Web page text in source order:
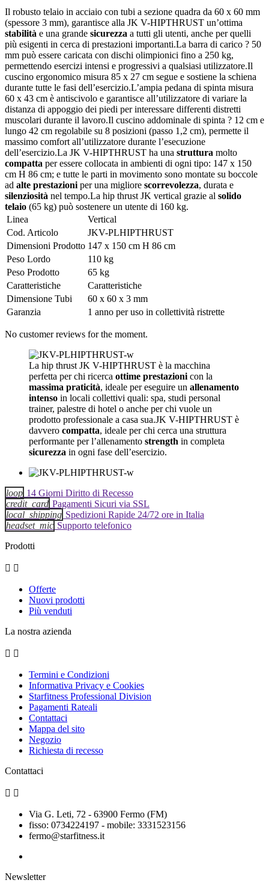
Il robusto telaio in acciaio con tubi a sezione quadra da 60 x 60 mm
(spessore 3 mm), garantisce alla JK V-HIPTHRUST un’ottima
stabilità e una grande sicurezza a tutti gli utenti, anche per quelli
più esigenti in cerca di prestazioni importanti.La barra di carico ? 50
mm può essere caricata con dischi olimpionici fino a 250 kg,
permettendo esercizi intensi e progressivi a qualsiasi utilizzatore.Il
cuscino ergonomico misura 85 x 27 cm segue e sostiene la schiena
durante tutte le fasi dell’esercizio.L’ampia pedana di spinta misura
60 x 43 cm è antiscivolo e garantisce all’utilizzatore di variare la
distanza di appoggio dei piedi per interessare differenti distretti
muscolari durante il lavoro.Il cuscino addominale di spinta ? 12 cm e
lungo 42 cm regolabile su 8 posizioni (passo 1,2 cm), permette il
massimo comfort all’utilizzatore durante l’esecuzione
dell’esercizio.La JK V-HIPTHRUST ha una struttura molto
compatta per essere collocata in ambienti di ogni tipo: 147 x 150
cm H 86 cm; e tutte le parti in movimento sono montate su boccole
ad alte prestazioni per una migliore scorrevolezza, durata e
silenziosità nel tempo.La hip thrust JK vertical grazie al solido
telaio (65 kg) può sostenere un utente di 160 kg.
Linea
Vertical
Cod. Articolo
JKV-PLHIPTHRUST
Dimensioni Prodotto 147 x 150 cm H 86 cm
Peso Lordo
110 kg
Peso Prodotto
65 kg
Caratteristiche
Caratteristiche
Dimensione Tubi
60 x 60 x 3 mm
Garanzia
1 anno per uso in collettività ristrette
No customer reviews for the moment.
La hip thrust JK V-HIPTHRUST è la macchina
perfetta per chi ricerca ottime prestazioni con la
massima praticità, ideale per eseguire un allenamento
intenso in locali collettivi quali: spa, studi personal
trainer, palestre di hotel o anche per chi vuole un
prodotto professionale a casa sua.JK V-HIPTHRUST è
davvero compatta, ideale per chi cerca una struttura
performante per l’allenamento strength in completa
sicurezza in ogni fase dell’esercizio.
loop 14 Giorni Diritto di Recesso
credit_card Pagamenti Sicuri via SSL
local_shipping Spedizioni Rapide 24/72 ore in Italia
headset_mic Supporto telefonico
Prodotti
 
Offerte
Nuovi prodotti
Più venduti
La nostra azienda
 
Termini e Condizioni
Informativa Privacy e Cookies
Starfitness Professional Division
Pagamenti Rateali
Contattaci
Mappa del sito
Negozio
Richiesta di recesso
Contattaci
 
Via G. Leti, 72 - 63900 Fermo (FM)
fisso: 0734224197 - mobile: 3331523156
fermo@starfitness.it
Newsletter